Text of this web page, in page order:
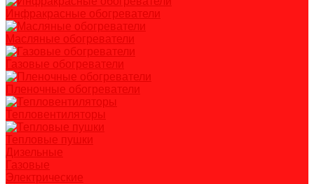
Инфракрасные обогреватели
Масляные обогреватели
Газовые обогреватели
Пленочные обогреватели
Тепловентиляторы
Тепловые пушки
Дизельные
Газовые
Электрические